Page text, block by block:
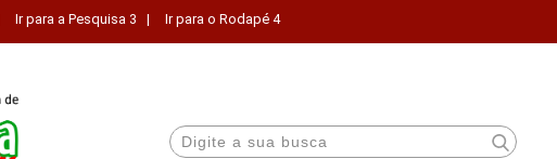
Ir para a Pesquisa 3 | Ir para o Rodapé 4